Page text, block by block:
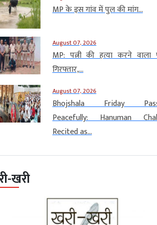
MP के इस गांव में पुल की मांग...
August 07, 2026
MP: पत्नी की हत्या करने वाला
गिरफ्तार,...
August 07, 2026
Bhojshala Friday
Peacefully: Hanuman
Recited as...
खरी